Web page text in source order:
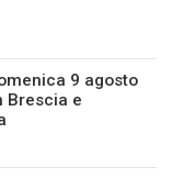
9 agosto
Brescia e